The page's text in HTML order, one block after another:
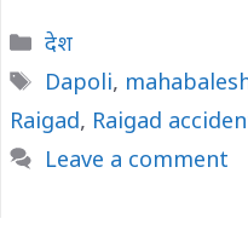
Categories
देश
Tags
Dapoli,
Raigad, Raigad
Leave a comment